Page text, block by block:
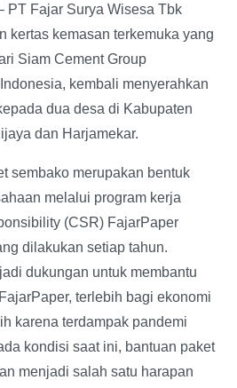
PT Fajar Surya Wisesa Tbk
kertas kemasan terkemuka yang
Siam Cement Group
kembali menyerahkan
dua desa di Kabupaten
dan Harjamekar.
sembako merupakan bentuk
melalui program kerja
(CSR) FajarPaper
dilakukan setiap tahun.
dukungan untuk membantu
terlebih bagi ekonomi
karena terdampak pandemi
kondisi saat ini, bantuan paket
menjadi salah satu harapan